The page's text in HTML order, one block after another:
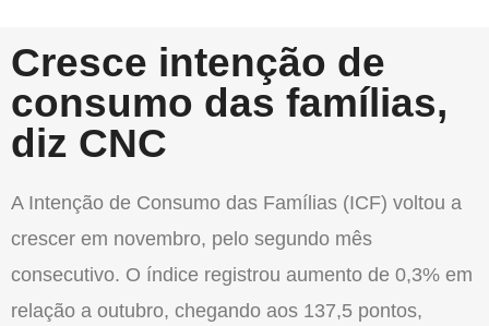
Cresce intenção de
consumo das famílias,
diz CNC
A Intenção de Consumo das Famílias (ICF) voltou a
crescer em novembro, pelo segundo mês
consecutivo. O índice registrou aumento de 0,3% em
relação a outubro, chegando aos 137,5 pontos,